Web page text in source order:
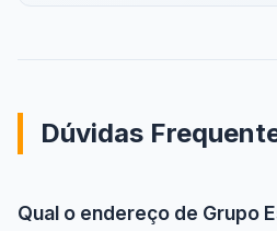
Dúvidas
Qual o endereço de Grupo